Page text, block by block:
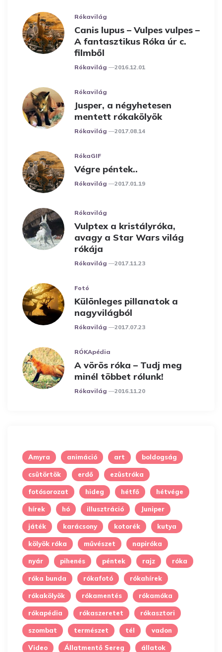
Rókavilág
Canis lupus – Vulpes vulpes –
A fantasztikus Róka úr c.
filmből
Posted
Rókavilág 2016.12.01
Rókavilág
Jusper, a négyhetesen
mentett rókakölyök
Posted
Rókavilág 2017.08.14
RókaGIF
Végre péntek..
Posted
Rókavilág 2017.01.19
Rókavilág
Vulptex a kristályróka,
avagy a Star Wars világ
rókája
Posted
Rókavilág 2017.11.23
Fotó
Különleges pillanatok a
nagyvilágból
Posted
Rókavilág 2017.07.23
RÓKApédia
A vörös róka – Tudj meg
minél többet rólunk!
Posted
Rókavilág 2016.11.20
Amyra animáció art boldogság
csütörtök erdő ezüstróka
fotósorozat hideg hétfő hétvége
hírek hó illusztráció Juniper
játék karácsony kotorék kutya
kölyök róka művészet napiróka
nyár pihenés péntek rajz róka
róka bunda rókafotó rókahírek
rókakölyök rókamentés rókamóka
rókapédia rókaszeretet rókasztori
szombat természet tél vadon
Video Állatmentő Sereg állatok